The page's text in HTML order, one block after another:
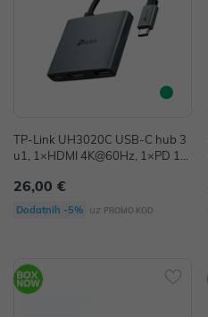
TP-Link UH3020C USB-C hub 3
u1, 1×HDMI 4K@60Hz, 1×PD 10
26,00 €
Dodatnih -5% uz PROMO KOD